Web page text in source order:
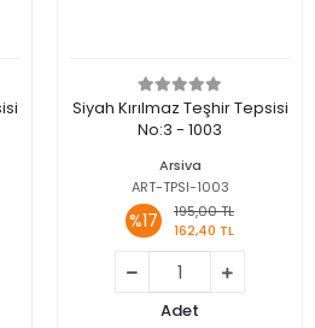
Siyah Kırılmaz Teşhir Tepsisi
No:3 - 1003
Arsiva
ART-TPSI-1003
%17
195,00 TL
162,40 TL
Adet